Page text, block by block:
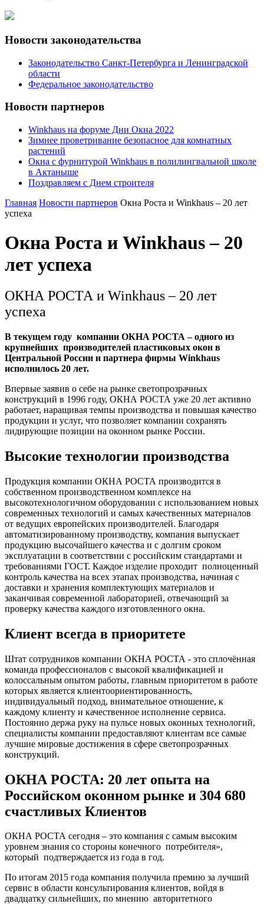
Новости законодательства
Законодательство Санкт-Петербурга и Ленинградской
области
Федеральное законодательство
Новости партнеров
Winkhaus на форуме Дни Окна 2022
Зимнее проветривание безопасное для комнатных
растений
Окна с фурнитурой Winkhaus в полилингвальной школе
в Актаныше
Поздравляем с Днем строителя
Главная Новости партнеров Окна Роста и Winkhaus – 20 лет
успеха
Окна Роста и Winkhaus – 20
лет успеха
ОКНА РОСТА и Winkhaus – 20 лет
успеха
В текущем году компании ОКНА РОСТА – одного из
крупнейших производителей пластиковых окон в
Центральной России и партнера фирмы Winkhaus
исполнилось 20 лет.
Впервые заявив о себе на рынке светопрозрачных
конструкций в 1996 году, ОКНА РОСТА уже 20 лет активно
работает, наращивая темпы производства и повышая качество
продукции и услуг, что позволяет компании сохранять
лидирующие позиции на оконном рынке России.
Высокие технологии производства
Продукция компании ОКНА РОСТА производится в
собственном производственном комплексе на
высокотехнологичном оборудовании с использованием новых
современных технологий и самых качественных материалов
от ведущих европейских производителей. Благодаря
автоматизированному производству, компания выпускает
продукцию высочайшего качества и с долгим сроком
эксплуатации в соответствии с российским стандартами и
требованиями ГОСТ. Каждое изделие проходит полноценный
контроль качества на всех этапах производства, начиная с
доставки и хранения комплектующих материалов и
заканчивая современной лабораторией, отвечающий за
проверку качества каждого изготовленного окна.
Клиент всегда в приоритете
Штат сотрудников компании ОКНА РОСТА - это сплочённая
команда профессионалов с высокой квалификацией и
колоссальным опытом работы, главным приоритетом в работе
которых является клиентоориентированность,
индивидуальный подход, внимательное отношение, к
каждому клиенту и качественное исполнение сервиса.
Постоянно держа руку на пульсе новых оконных технологий,
специалисты компании предоставляют клиентам все самые
лучшие мировые достижения в сфере светопрозрачных
конструкций.
ОКНА РОСТА: 20 лет опыта на
Российском оконном рынке и 304 680
счастливых Клиентов
ОКНА РОСТА сегодня – это компания с самым высоким
уровнем знания со стороны конечного потребителя»,
который подтверждается из года в год.
По итогам 2015 года компания получила премию за лучший
сервис в области консультирования клиентов, войдя в
двадцатку сильнейших, по мнению авторитетного